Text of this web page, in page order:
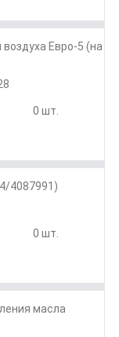
Евро-5 (на
0 шт.
4087991)
0 шт.
масла